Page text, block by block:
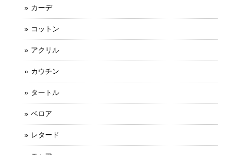
カーデ
コットン
アクリル
カウチン
タートル
ベロア
レタード